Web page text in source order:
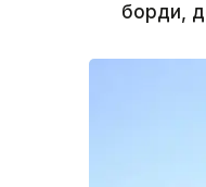
борди,